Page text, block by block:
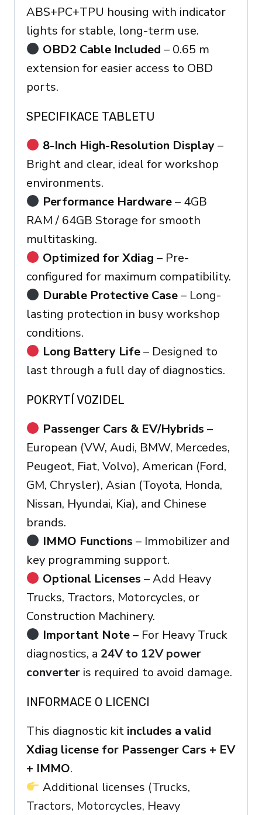
ABS+PC+TPU housing with indicator
lights for stable, long-term use.
OBD2 Cable Included – 0.65 m
extension for easier access to OBD
ports.
SPECIFIKACE TABLETU
8-Inch High-Resolution Display–
Bright and clear, ideal for workshop
environments.
Performance Hardware– 4GB
RAM / 64GB Storage for smooth
multitasking.
Optimized for Xdiag – Pre-
configured for maximum compatibility.
Durable Protective Case– Long-
lasting protection in busy workshop
conditions.
Long Battery Life– Designed to
last through a full day of diagnostics.
POKRYTÍ VOZIDEL
Passenger Cars & EV/Hybrids –
European (VW, Audi, BMW, Mercedes,
Peugeot, Fiat, Volvo), American (Ford,
GM, Chrysler), Asian (Toyota, Honda,
Nissan, Hyundai, Kia), and Chinese
brands.
IMMO Functions – Immobilizer and
key programming support.
Optional Licenses – Add Heavy
Trucks, Tractors, Motorcycles, or
Construction Machinery.
Important Note– For Heavy Truck
diagnostics, a 24V to 12V power
converter is required to avoid damage.
INFORMACE O LICENCI
This diagnostic kit includes a valid
Xdiag license for Passenger Cars + EV
+ IMMO.
Additional licenses (Trucks,
Tractors, Motorcycles, Heavy